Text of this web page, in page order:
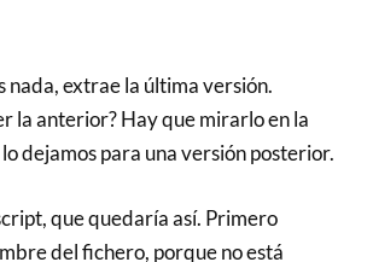
nada, extrae la última versión.
la anterior? Hay que mirarlo en la
dejamos para una versión posterior.
que quedaría así. Primero
del fichero, porque no está